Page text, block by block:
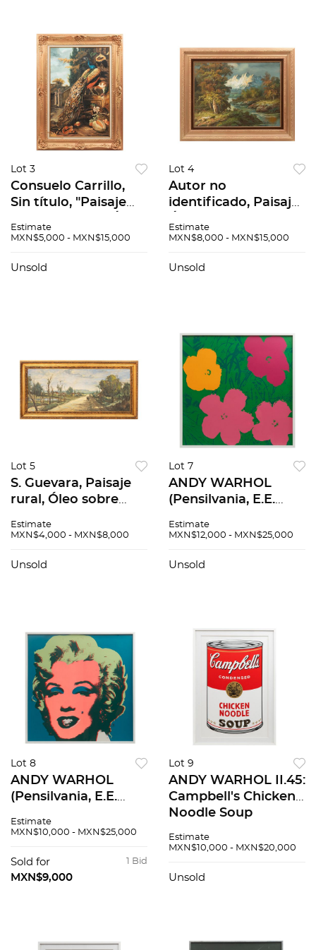
Lot 3
Consuelo Carrillo,
Sin título, "Paisaje
sobre tela. Firmado
Fechado "Mex 92".,
Estimate
MXN$5,000 - MXN$15,000
Unsold
Lot 4
Autor no
identificado, Paisaje,
Firmado "C.
Estimate
MXN$8,000 - MXN$15,000
Unsold
Lot 5
S. Guevara, Paisaje
rural, Óleo sobre
fechado 1972., 49 x
Estimate
MXN$4,000 - MXN$8,000
Unsold
Lot 7
ANDY WARHOL
(Pensilvania, E.E.
York, E.E. U.U., 1987)
sello en la parte
Estimate
MXN$12,000 - MXN$25,000
Unsold
Lot 8
ANDY WARHOL
(Pensilvania, E.E.
York, E.E. U.U., 1987)
sello en la parte
posterior "Fill i...
Estimate
MXN$10,000 - MXN$25,000
1 Bid
Sold for
MXN$9,000
Lot 9
ANDY WARHOL II.45:
Campbell's Chicken
Noodle Soup
Fill in your own
Estimate
MXN$10,000 - MXN$20,000
Unsold